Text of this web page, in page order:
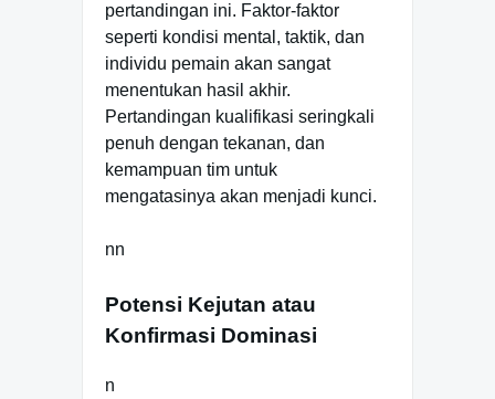
pertandingan ini. Faktor-faktor
seperti kondisi mental, taktik, dan
individu pemain akan sangat
menentukan hasil akhir.
Pertandingan kualifikasi seringkali
penuh dengan tekanan, dan
kemampuan tim untuk
mengatasinya akan menjadi kunci.
nn
Potensi Kejutan atau
Konfirmasi Dominasi
n